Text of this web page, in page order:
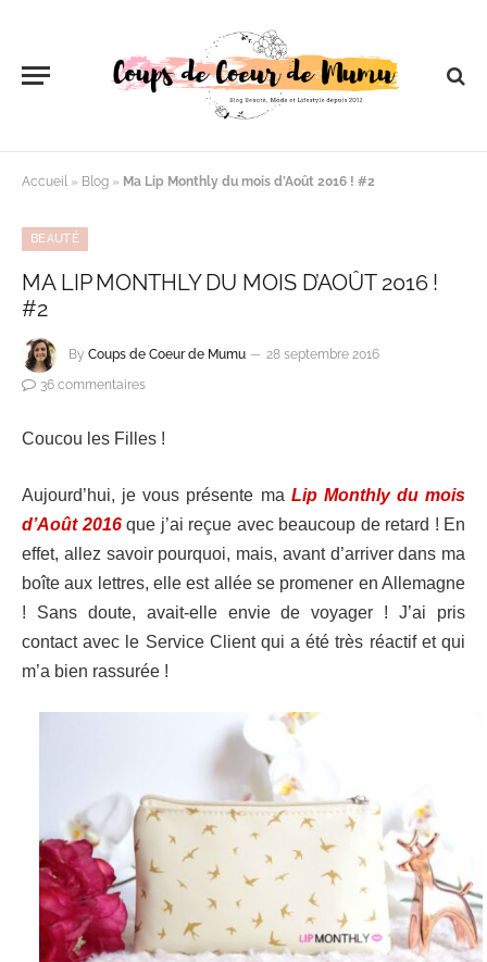
Accueil » Blog » Ma Lip Monthly du mois d’Août 2016 ! #2
BEAUTÉ
MA LIP MONTHLY DU MOIS D’AOÛT 2016 !
#2
By Coups de Coeur de Mumu
28 septembre 2016
36 commentaires
Coucou les Filles !
Aujourd’hui, je vous présente ma Lip Monthly du mois
d’Août 2016que j’ai reçue avec beaucoup de retard ! En
effet, allez savoir pourquoi, mais, avant d’arriver dans ma
boîte aux lettres, elle est allée se promener en Allemagne
! Sans doute, avait-elle envie de voyager ! J’ai pris
contact avec le Service Client qui a été très réactif et qui
m’a bien rassurée !